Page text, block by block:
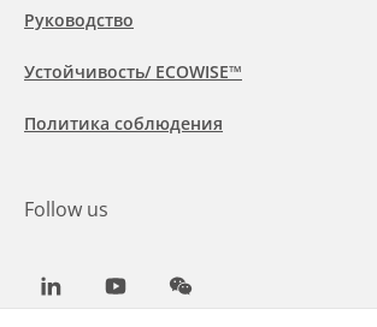
Руководство
Устойчивость/ ECOWISE™
Политика соблюдения
Follow us
LinkedInYoutubeWeChat